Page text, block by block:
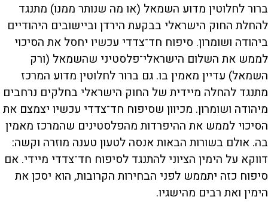
ברור לחלוטין מדוע השמאל (או מה שנותר ממנו) מתנגד
להחלת החוק הישראלי בבקעת הירדן וביישובים היהודיים
ביהודה ושומרון. סיפוח חד־צדדי עכשיו יחסל את הסיכוי
לממש את השלום הישראלי־פלסטיני שהשמאל (ורק
השמאל) עדיין מאמין בו. גם ברור לחלוטין מדוע המרכז
מתנגד להחלה מיידית של החוק הישראלי בחלקים נרחבים
מיהודה ושומרון. מכיוון שסיפוח חד־צדדי עכשיו יצמצם את
הסיכוי לממש את ההיפרדות מהפלסטינים שהמרכז מאמין
בה. אולם בשורות הבאות אנסה לטעון טענה מוזרה וקשה:
דווקא על הימין הציוני להתנגד לסיפוח חד־צדדי מיידי. אם
סיפוח כזה יתממש לפני הבחירות הקרובות, הוא יסכן את
הימין ואת רבים מהישגיו.